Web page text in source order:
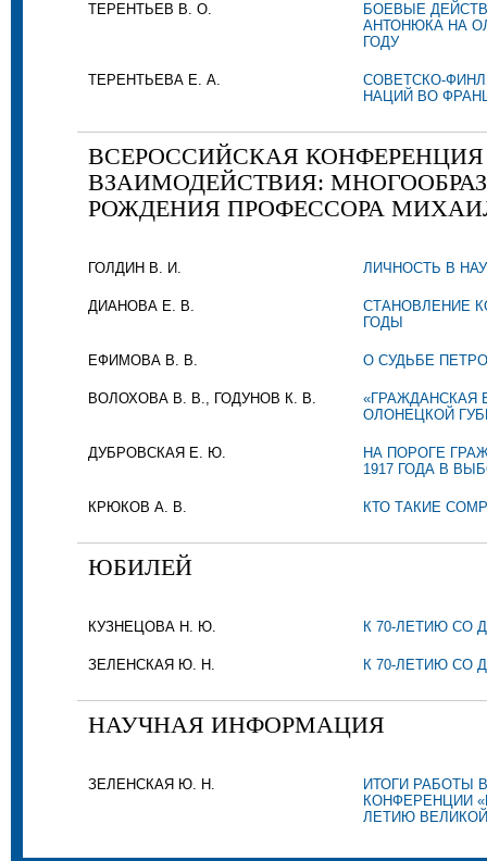
ТЕРЕНТЬЕВ В. О.
БОЕВЫЕ
АНТОНЮКА НА
ГОДУ
ТЕРЕНТЬЕВА Е. А.
СОВЕТСКО-
НАЦИЙ ВО
ВСЕРОССИЙСКАЯ КОНФЕРЕНЦИЯ
ВЗАИМОДЕЙСТВИЯ:
РОЖДЕНИЯ ПРОФЕССОРА
ГОЛДИН В. И. ЛИЧНОСТЬ В
ДИАНОВА Е. В.
СТАНОВЛЕНИЕ
ГОДЫ
ЕФИМОВА В. В. О СУДЬБЕ
ВОЛОХОВА В. В., ГОДУНОВ К. В.
«ГРАЖДАНСКАЯ
ОЛОНЕЦКОЙ
ДУБРОВСКАЯ Е. Ю.
НА ПОРОГЕ
1917 ГОДА В
КРЮКОВ А. В. КТО ТАКИЕ
ЮБИЛЕЙ
КУЗНЕЦОВА Н. Ю. К 70-ЛЕТИЮ СО
ЗЕЛЕНСКАЯ Ю. Н. К 70-ЛЕТИЮ СО
НАУЧНАЯ ИНФОРМАЦИЯ
ЗЕЛЕНСКАЯ Ю. Н.
ИТОГИ РАБОТЫ
КОНФЕРЕНЦИИ
ЛЕТИЮ